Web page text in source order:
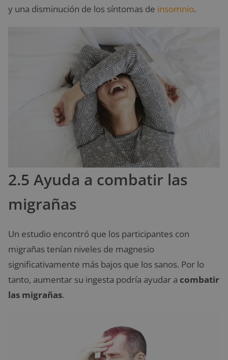
y una disminución de los síntomas de insomnio.
2.5 Ayuda a combatir las
migrañas
Un estudio encontró que los participantes con
migrañas tenían niveles de magnesio
significativamente más bajos que los sanos. Por lo
tanto, aumentar su ingesta podría ayudar a combatir
las migrañas.